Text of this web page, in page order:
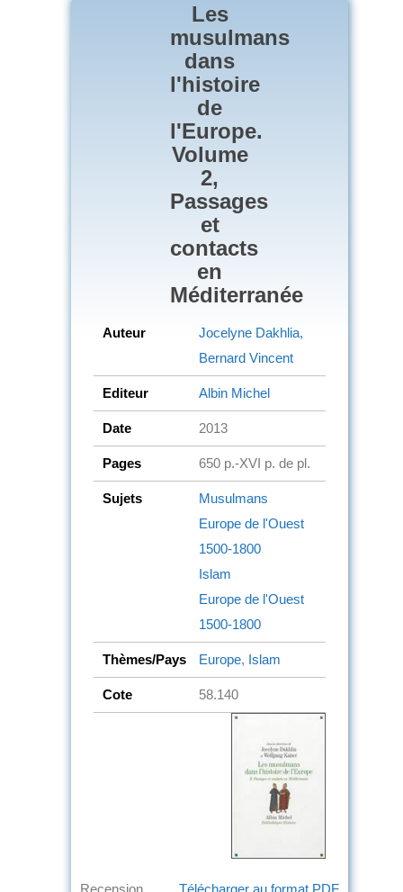
Les
musulmans
dans
l'histoire
de
l'Europe.
Volume
2,
Passages
et
contacts
en
Méditerranée
Auteur
Jocelyne Dakhlia,
Bernard Vincent
Editeur Albin Michel
Date 2013
Pages 650 p.-XVI p. de pl.
Sujets
Musulmans
Europe de l'Ouest
1500-1800
Islam
Europe de l'Ouest
1500-1800
Thèmes/Pays Europe, Islam
Cote 58.140
Télécharger au format PDF
Recension